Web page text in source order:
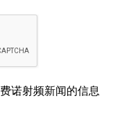
诺射频新闻的信息